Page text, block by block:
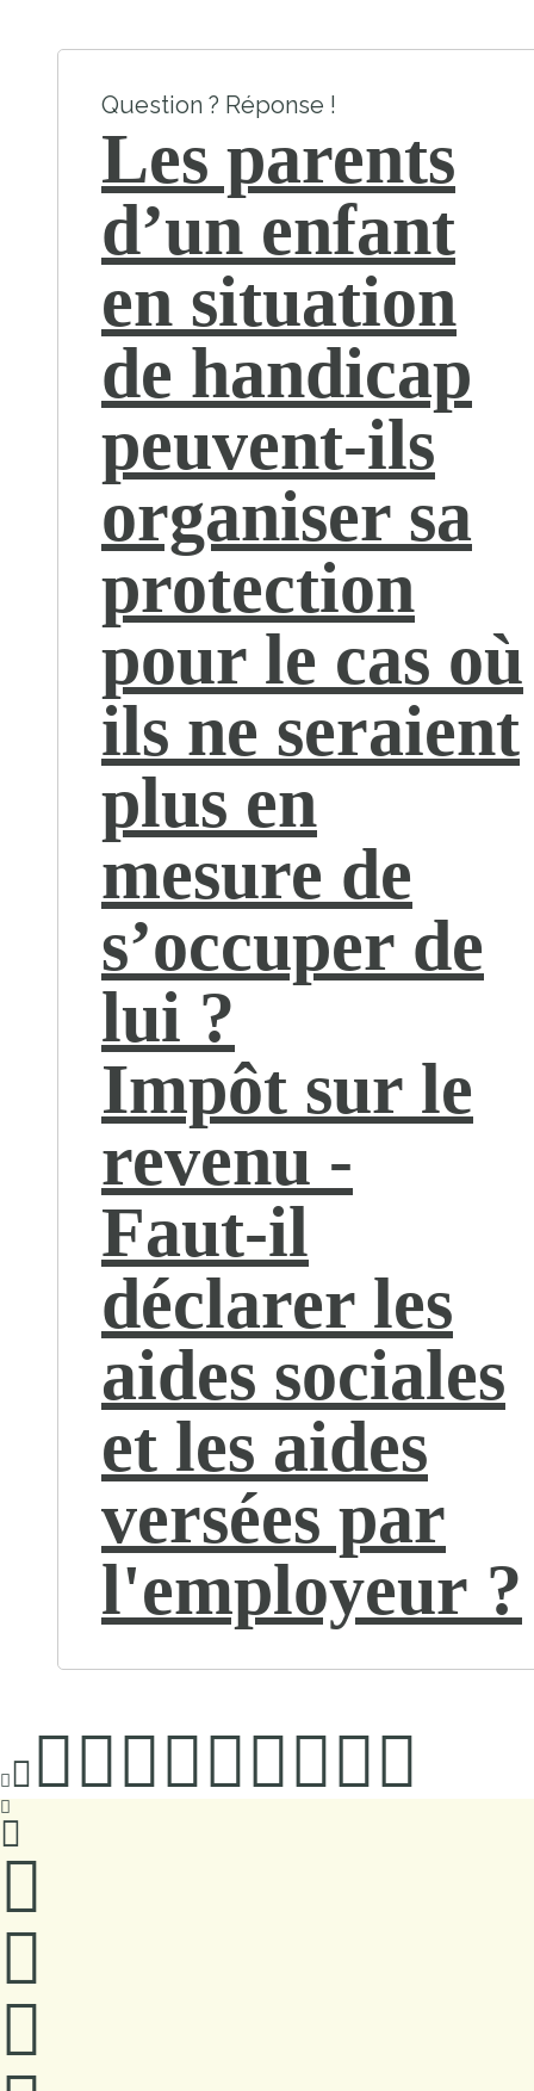
Question ? Réponse !
Les parents
d’un enfant
en situation
de handicap
peuvent-ils
organiser sa
protection
pour le cas où
ils ne seraient
plus en
mesure de
s’occuper de
lui ?
Impôt sur le
revenu -
Faut-il
déclarer les
aides sociales
et les aides
versées par
l'employeur ?